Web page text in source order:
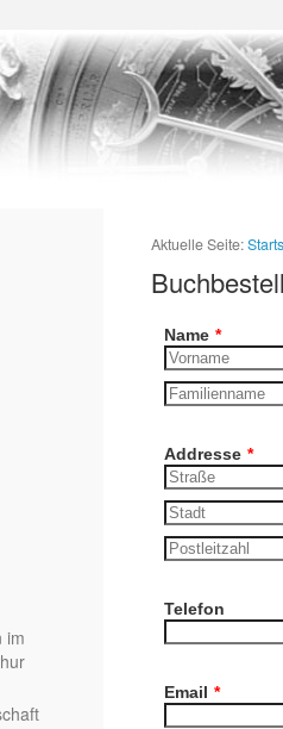
im
Aktuelle Seite:
Name *
Addresse *
Telefon
Email *